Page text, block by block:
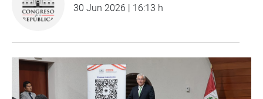
30 Jun 2026 | 16:13 h